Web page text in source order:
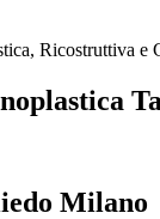
Ricostruttiva
Milano